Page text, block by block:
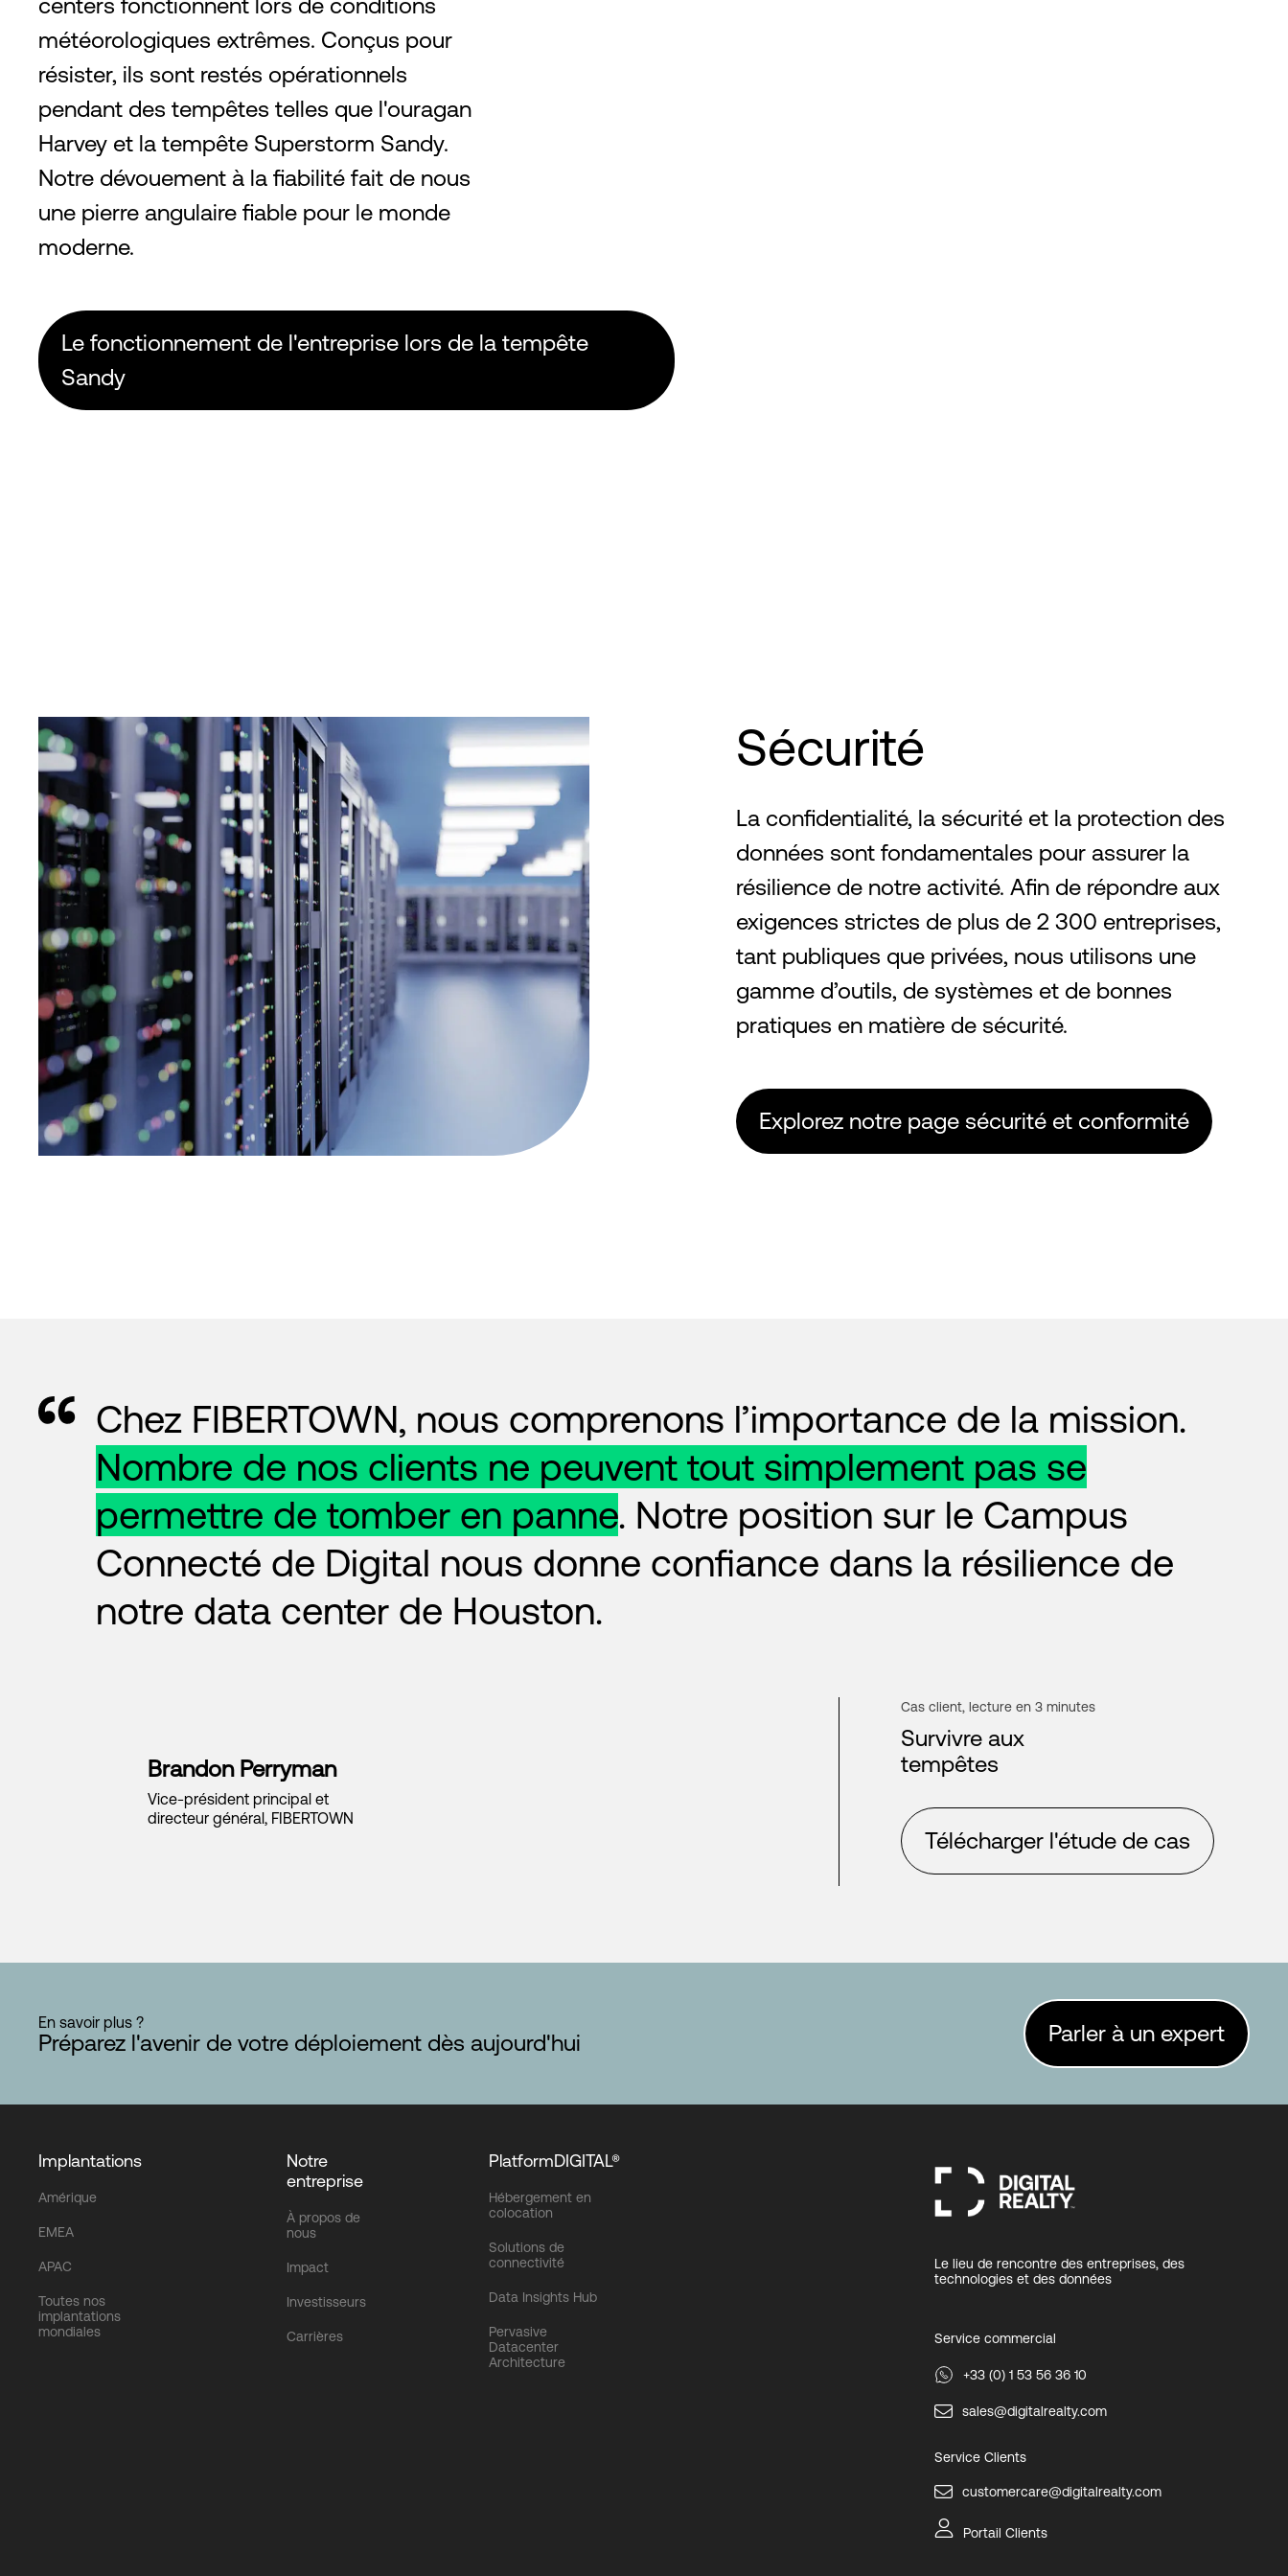
centers fonctionnent lors de conditions
météorologiques extrêmes. Conçus pour
résister, ils sont restés opérationnels
pendant des tempêtes telles que l'ouragan
Harvey et la tempête Superstorm Sandy.
Notre dévouement à la fiabilité fait de nous
une pierre angulaire fiable pour le monde
moderne.
Le fonctionnement de l'entreprise lors de la tempête
Sandy
Sécurité
La confidentialité, la sécurité et la protection des
données sont fondamentales pour assurer la
résilience de notre activité. Afin de répondre aux
exigences strictes de plus de 2 300 entreprises,
tant publiques que privées, nous utilisons une
gamme d’outils, de systèmes et de bonnes
pratiques en matière de sécurité.
Explorez notre page sécurité et conformité
Chez FIBERTOWN, nous comprenons l’importance de la mission.
Nombre de nos clients ne peuvent tout simplement pas se
permettre de tomber en panne. Notre position sur le Campus
Connecté de Digital nous donne confiance dans la résilience de
notre data center de Houston.
Brandon Perryman
Vice-président principal et
directeur général, FIBERTOWN
Cas client, lecture en 3 minutes
Survivre aux
tempêtes
Télécharger l'étude de cas
En savoir plus ?
Préparez l'avenir de votre déploiement dès aujourd'hui Parler à un expert
Implantations
Amérique
EMEA
APAC
Toutes nos
implantations
mondiales
Notre
entreprise
À propos de
nous
Impact
Investisseurs
Carrières
PlatformDIGITAL®
Hébergement en
colocation
Solutions de
connectivité
Data Insights Hub
Pervasive
Datacenter
Architecture
Le lieu de rencontre des entreprises, des
technologies et des données
Service commercial
+33 (0) 1 53 56 36 10
sales@digitalrealty.com
Service Clients
customercare@digitalrealty.com
Portail Clients